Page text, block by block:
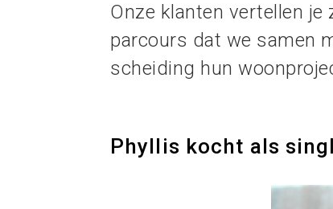
Onze klanten vertellen
parcours dat we samen
scheiding hun
Phyllis kocht als